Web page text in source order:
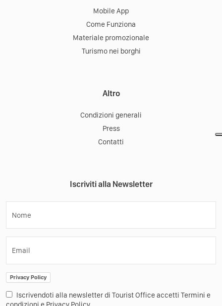
Mobile App
Come Funziona
Materiale promozionale
Turismo nei borghi
Altro
Condizioni generali
Press
Contatti
Iscriviti alla Newsletter
Nome
Email
Privacy Policy
Iscrivendoti alla newsletter di Tourist Office accetti Termini e